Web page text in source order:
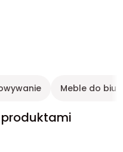
Meble do